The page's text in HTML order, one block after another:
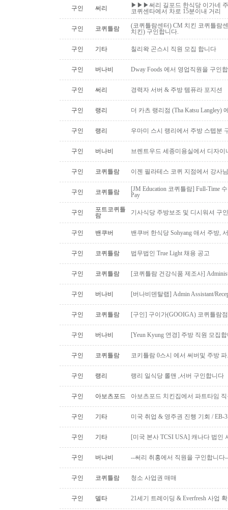
구인 써리
▶▶▶써리 길포드 한식당 이가네
코퀴센타에서 차로 15분이내 거리
구인 코퀴틀람
(코퀴틀람센터) CM 치킨 코퀴틀람
치킨) 구인합니다.
구인 기타 칠리왁 곤스시 직원 모집 합니다
구인 버나비 Dway Foods 에서 영업직원을 구인
구인 써리 경력자 서버 & 주방 템퓨라 포지션
구인 랭리 더 카츠 랭리점 (Tha Katsu Langley)
구인 랭리 우마미 스시 랭리에서 주방 스텝분
구인 버나비 브렌트우드 세종미용실에서 디자이
구인 코퀴틀람 이젠 필라테스 코퀴 지점에서 강사
구인 코퀴틀람
[JM Education 코퀴틀람] Full-Time
Pay
구인
포트코퀴틀
람
기사식당 주방보조 및 디시워셔 구
구인 밴쿠버 밴쿠버 한식당 Sohyang 애서 주방,
구인 코퀴틀람 법무법인 True Light 채용 공고
구인 코퀴틀람 [코퀴틀람 건강식품 제조사]
구인 버나비 [버나비덴탈랩] Admin Assistant/
구인 코퀴틀람 [구인] 구이가(GOOIGA) 코퀴틀람
구인 버나비 [Yeun Kyung 연경] 주방 직원 모집
구인 코퀴틀람 코키틀람 0스시 에서 써버및 주방
구인 랭리 랭리 일식당 롤맨 ,서버 구인합니다
구인 아보츠포드 아보츠포드 치킨집에서 파트타임
구인 기타 미국 취업 & 영주권 진행 기회 / EB-
구인 기타 [미국 본사 TCSI USA] 캐나다 법인
구인 버나비 --써리 취홍에서 직원을 구인합니다
구인 코퀴틀람 청소 사업권 매매
구인 델타 21세기 트레이딩 & Everfresh 사업